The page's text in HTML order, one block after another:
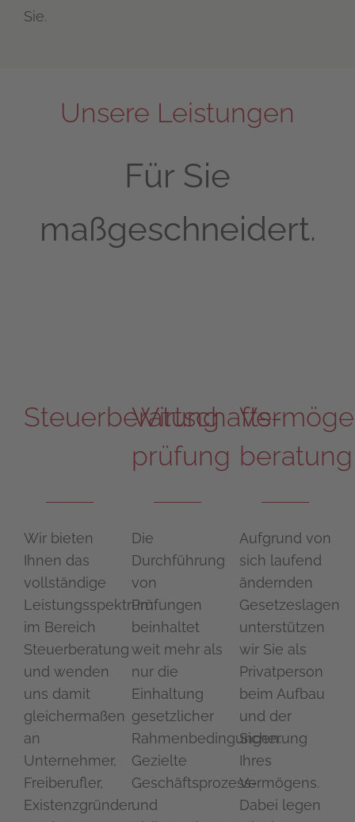
Sie.
Unsere Leistungen
Für Sie
maßgeschneidert.
Steuerberatung
Wir bieten
Ihnen das
vollständige
Leistungsspektrum
im Bereich
Steuerberatung
und wenden
uns damit
gleichermaßen
an
Unternehmer,
Freiberufler,
Existenzgründer
Wirtschafts­
prüfung
Die
Durchführung
von
Prüfungen
beinhaltet
weit mehr als
nur die
Einhaltung
gesetzlicher
Rahmenbedingungen.
Gezielte
Geschäftsprozess-
und
beratung
Aufgrund von
sich laufend
ändernden
Gesetzeslagen
unterstützen
wir Sie als
Privatperson
beim Aufbau
und der
Siche­rung
Ihres
Vermögens.
Dabei legen